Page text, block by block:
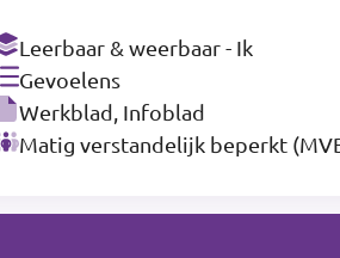
Leerbaar & weerbaar - Ik
Gevoelens
Werkblad, Infoblad
Matig verstandelijk beperkt